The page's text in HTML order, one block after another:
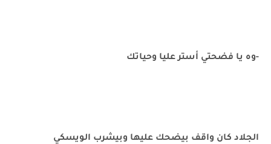
-وه يا فضحتي أستر عليا وحياتك
الجلاد كان واقف بيضحك عليها وبيشرب الويسكي